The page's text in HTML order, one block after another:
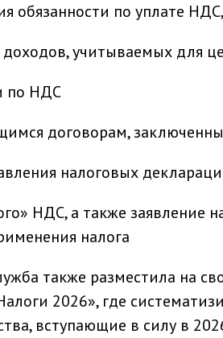
обязанности по уплате
доходов, учитываемых для
по НДС
договорам,
налоговых
НДС, а также заявление
налога
также разместила на
2026», где
вступающие в силу в